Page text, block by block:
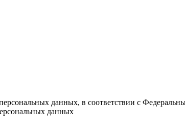
данных, в соответствии с
данных